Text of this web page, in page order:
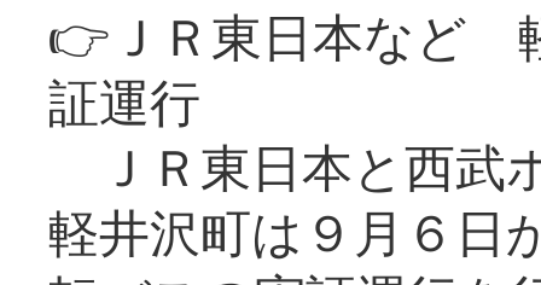
👉ＪＲ東日本など
証運行
ＪＲ東日本と西武
軽井沢町は９月６日